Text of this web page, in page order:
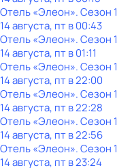
Отель «Элеон». Сезон 1
14 августа, пт в 00:43
Отель «Элеон». Сезон 1
14 августа, пт в 01:11
Отель «Элеон». Сезон 1
14 августа, пт в 22:00
Отель «Элеон». Сезон 1
14 августа, пт в 22:28
Отель «Элеон». Сезон 1
14 августа, пт в 22:56
Отель «Элеон». Сезон 1
14 августа, пт в 23:24